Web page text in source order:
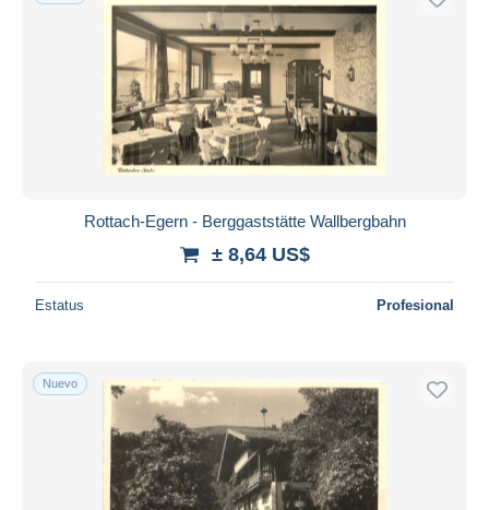
Rottach-Egern - Berggaststätte Wallbergbahn
± 8,64 US$
Estatus Profesional
Nuevo